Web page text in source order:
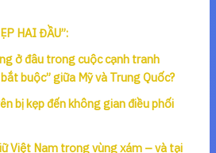
HAI ĐẦU”:
ở đâu trong cuộc cạnh tranh
buộc” giữa Mỹ và Trung Quốc?
bị kẹp đến không gian điều phối
Việt Nam trong vùng xám – và tại